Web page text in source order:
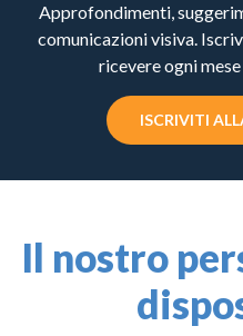
Approfondimenti,
comunicazioni visiva.
ricevere ogni
ISCRIVITI
Il nostro